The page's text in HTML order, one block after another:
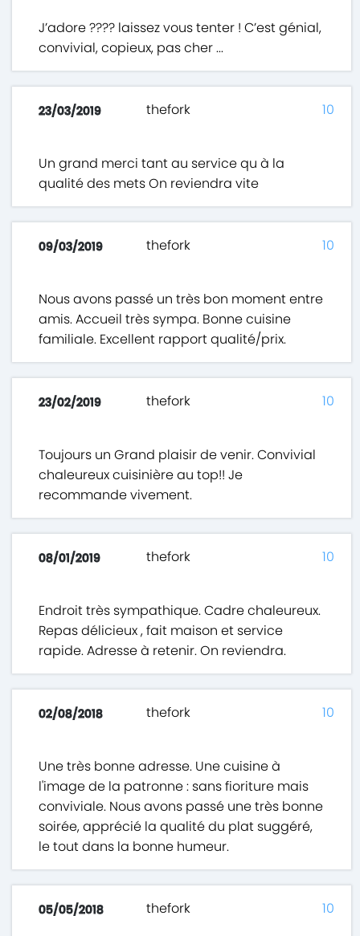
J’adore ???? laissez vous tenter ! C’est génial,
convivial, copieux, pas cher ...
23/03/2019 thefork
Un grand merci tant au service qu à la
qualité des mets On reviendra vite
10
09/03/2019 thefork
Nous avons passé un très bon moment entre
amis. Accueil très sympa. Bonne cuisine
familiale. Excellent rapport qualité/prix.
10
23/02/2019 thefork
Toujours un Grand plaisir de venir. Convivial
chaleureux cuisinière au top!! Je
recommande vivement.
10
08/01/2019 thefork
Endroit très sympathique. Cadre chaleureux.
Repas délicieux , fait maison et service
rapide. Adresse à retenir. On reviendra.
10
02/08/2018 thefork
Une très bonne adresse. Une cuisine à
l'image de la patronne : sans fioriture mais
conviviale. Nous avons passé une très bonne
soirée, apprécié la qualité du plat suggéré,
le tout dans la bonne humeur.
10
05/05/2018 thefork 10